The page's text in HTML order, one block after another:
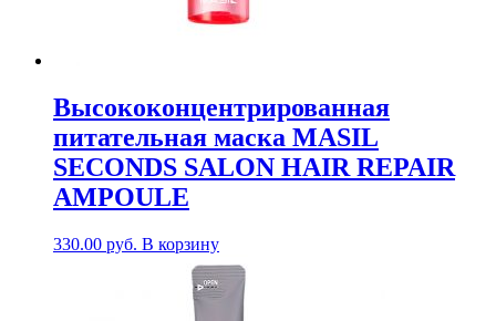
Высококонцентрированная
питательная маска MASIL
SECONDS SALON HAIR REPAIR
AMPOULE
330.00 руб. В корзину